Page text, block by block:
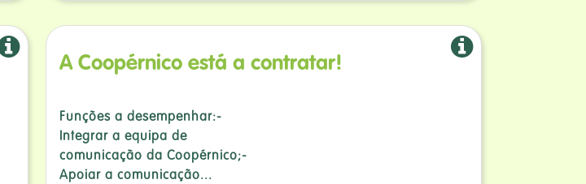
A Coopérnico está a contratar!
Funções a desempenhar:-
Integrar a equipa de
comunicação da Coopérnico;-
Apoiar a comunicação...